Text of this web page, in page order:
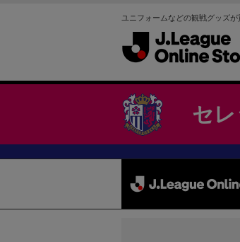
ユニフォームなどの観戦グッズ
セ